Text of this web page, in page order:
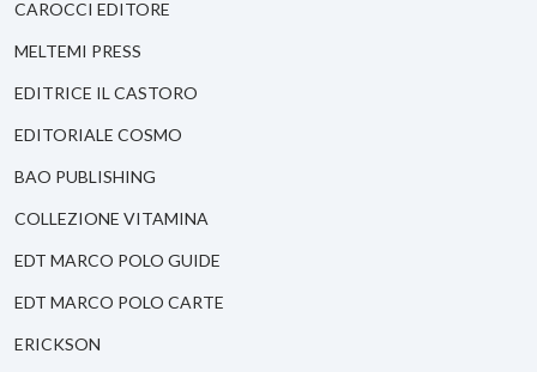
CAROCCI EDITORE
MELTEMI PRESS
EDITRICE IL CASTORO
EDITORIALE COSMO
BAO PUBLISHING
COLLEZIONE VITAMINA
EDT MARCO POLO GUIDE
EDT MARCO POLO CARTE
ERICKSON